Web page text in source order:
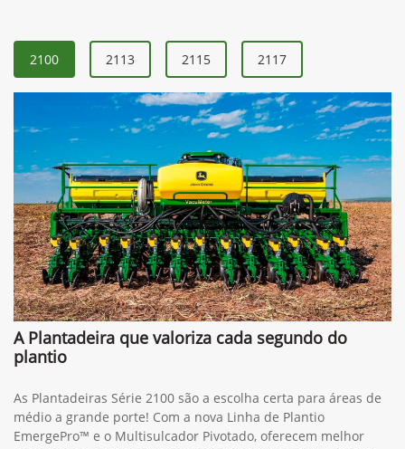
2100 2113 2115 2117
A Plantadeira que valoriza cada segundo do
plantio
As Plantadeiras Série 2100 são a escolha certa para áreas de
médio a grande porte! Com a nova Linha de Plantio
EmergePro™ e o Multisulcador Pivotado, oferecem melhor